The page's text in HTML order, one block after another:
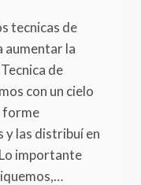
tecnicas de
aumentar la
de
con un cielo
forme
las distribuí en
importante